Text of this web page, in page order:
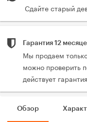
Сдайте старый
Гарантия 12
Мы продаем
можно проверить
действует
Обзор